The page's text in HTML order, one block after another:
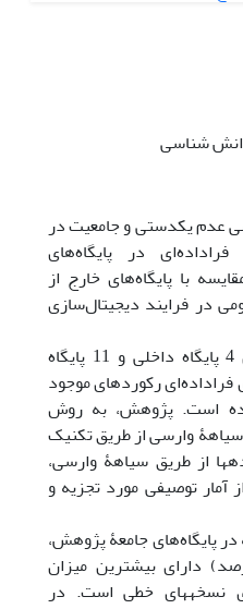
شناسی
عدم یکدستی و جامعیت در
در پایگاه‌های
با پایگاه‌های خارج از
در فرایند دیجیتال‌سازی
جامعۀ پژوهش شامل 4 پایگاه داخلی و 11 پایگاه
رکوردهای موجود
است. پژوهش، به روش
وارسی از طریق تکنیک
از طریق سیاهۀ وارسی،
آمار توصیفی مورد تجزیه و
پایگاه‌های جامعۀ پژوهش،
4/81 درصد) دارای بیشترین میزان
نسخه­های خطی است. در